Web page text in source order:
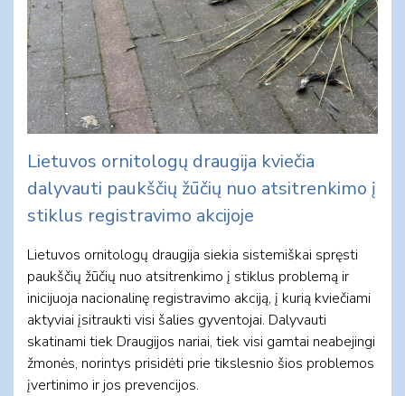
Lietuvos ornitologų draugija kviečia
dalyvauti paukščių žūčių nuo atsitrenkimo į
stiklus registravimo akcijoje
Lietuvos ornitologų draugija siekia sistemiškai spręsti
paukščių žūčių nuo atsitrenkimo į stiklus problemą ir
inicijuoja nacionalinę registravimo akciją, į kurią kviečiami
aktyviai įsitraukti visi šalies gyventojai. Dalyvauti
skatinami tiek Draugijos nariai, tiek visi gamtai neabejingi
žmonės, norintys prisidėti prie tikslesnio šios problemos
įvertinimo ir jos prevencijos.